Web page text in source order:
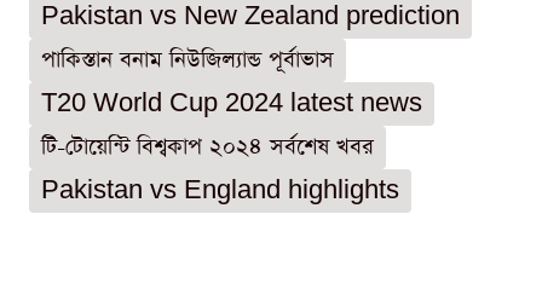
Pakistan vs New Zealand prediction
পাকিস্তান বনাম নিউজিল্যান্ড পূর্বাভাস
T20 World Cup 2024 latest news
টি-টোয়েন্টি বিশ্বকাপ ২০২৪ সর্বশেষ খবর
Pakistan vs England highlights